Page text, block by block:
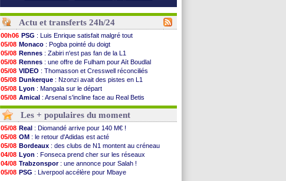
Actu et transferts 24h/24
00h06 PSG : Luis Enrique satisfait malgré tout
05/08 Monaco : Pogba pointé du doigt
05/08 Rennes : Zabiri n'est pas fan de la L1
05/08 Rennes : une offre de Fulham pour Aït Boudlal
05/08 VIDEO : Thomasson et Cresswell réconciliés
05/08 Dunkerque : Nzonzi avait des pistes en L1
05/08 Lyon : Mangala sur le départ
05/08 Amical : Arsenal s'incline face au Real Betis
05/08 Amical: lourde défaite pour le PSG
05/08
Man City: Maresca flou pour Reijnders
05/08 LdC: Fenerbahçe prend une belle option
05/08 Al-Diriyah: Mbemba arrive libre (officiel)
05/08 Atletico: le plan d'Alvarez à son retour
05/08 Amical: premier succès pour Brest
05/08 VIDEO: le joli but de Greenwood avec le Fener !
05/08 CdM 2030: une promesse d'Infantino au Maroc ...
05/08 PSG : la compo pour le premier match amical
Les + populaires du moment
05/08 Real : Diomandé arrive pour 140 M€ !
05/08 OM : le retour d'Adidas est acté
05/08 Bordeaux : des clubs de N1 montent au créneau
04/08 Lyon : Fonseca prend cher sur les réseaux
04/08 Trabzonspor : une annonce pour Salah !
05/08 PSG : Liverpool accélère pour Mbaye